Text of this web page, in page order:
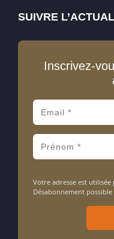
SUIVRE
Inscrivez-
Votre adresse est
Désabonnement